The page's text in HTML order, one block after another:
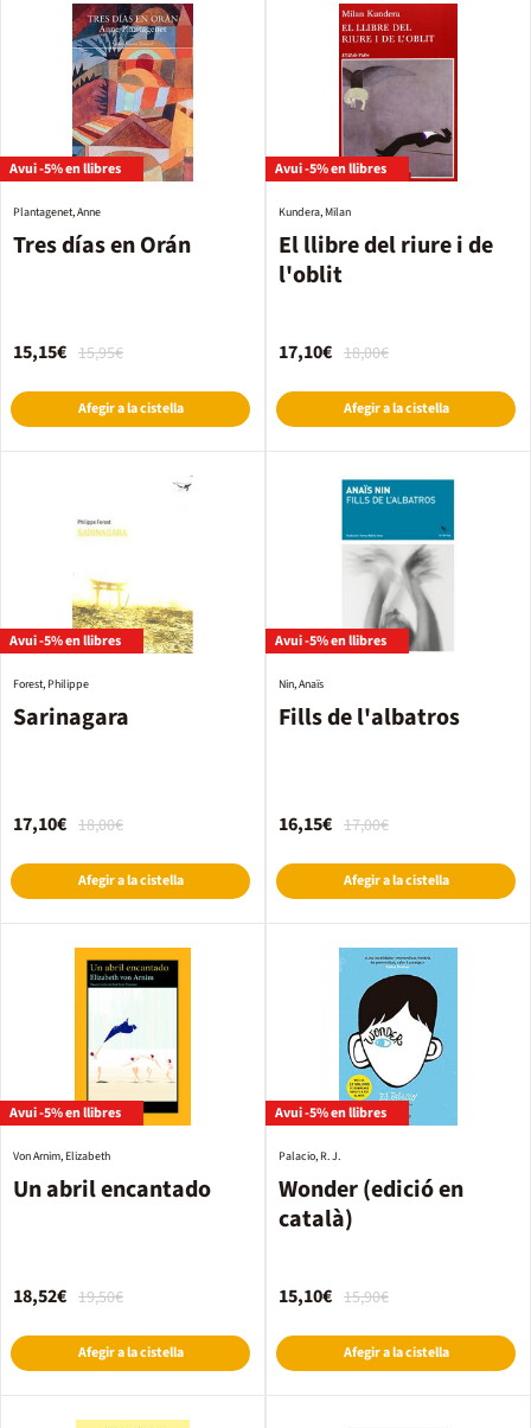
Avui -5% en llibres
Tres días en Orán
Plantagenet, Anne
15,95€
15,15€
Afegir a la cistella
Avui -5% en llibres
El llibre del riure i de
l'oblit
Kundera, Milan
18,00€
17,10€
Afegir a la cistella
Avui -5% en llibres
Sarinagara
Forest, Philippe
18,00€
17,10€
Afegir a la cistella
Avui -5% en llibres
Fills de l'albatros
Nin, Anaïs
17,00€
16,15€
Afegir a la cistella
Avui -5% en llibres
Un abril encantado
Von Arnim, Elizabeth
19,50€
18,52€
Afegir a la cistella
Avui -5% en llibres
Wonder (edició en
català)
Palacio, R. J.
15,90€
15,10€
Afegir a la cistella